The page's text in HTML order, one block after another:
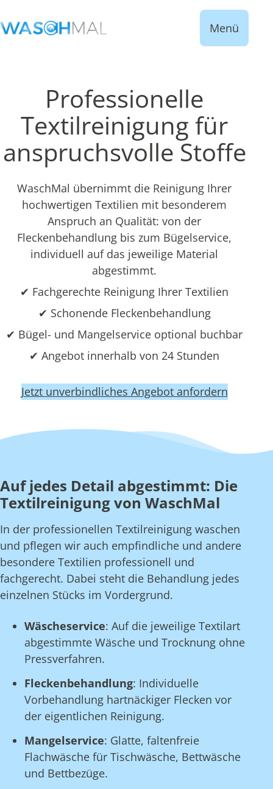
Menü
Professionelle
Textilreinigung für
anspruchsvolle Stoffe
WaschMal übernimmt die Reinigung Ihrer
hochwertigen Textilien mit besonderem
Anspruch an Qualität: von der
Fleckenbehandlung bis zum Bügelservice,
individuell auf das jeweilige Material
abgestimmt.
✔ Fachgerechte Reinigung Ihrer Textilien
✔ Schonende Fleckenbehandlung
✔ Bügel- und Mangelservice optional buchbar
✔ Angebot innerhalb von 24 Stunden
Jetzt unverbindliches Angebot anfordern
Auf jedes Detail abgestimmt: Die
Textilreinigung von WaschMal
In der professionellen Textilreinigung waschen
und pflegen wir auch empfindliche und andere
besondere Textilien professionell und
fachgerecht. Dabei steht die Behandlung jedes
einzelnen Stücks im Vordergrund.
Wäscheservice: Auf die jeweilige Textilart
abgestimmte Wäsche und Trocknung ohne
Pressverfahren.
Fleckenbehandlung: Individuelle
Vorbehandlung hartnäckiger Flecken vor
der eigentlichen Reinigung.
Mangelservice: Glatte, faltenfreie
Flachwäsche für Tischwäsche, Bettwäsche
und Bettbezüge.